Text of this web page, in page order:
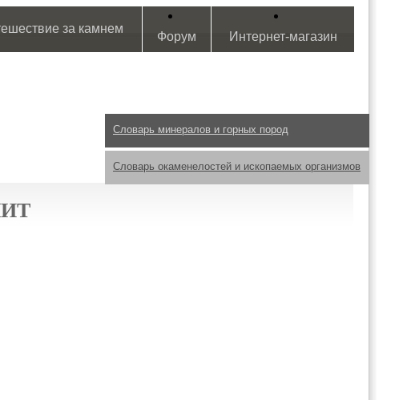
за камнем
Форум Интернет-магазин
Словарь минералов и горных пород
Словарь окаменелостей и ископаемых организмов